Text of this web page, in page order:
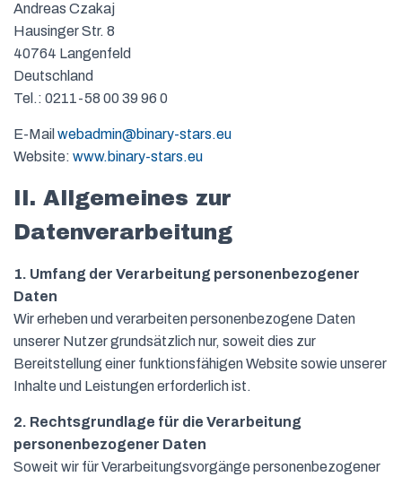
Andreas Czakaj
Hausinger Str. 8
40764 Langenfeld
Deutschland
Tel.: 0211-58 00 39 96 0
E-Mail webadmin@binary-stars.eu
Website: www.binary-stars.eu
II. Allgemeines zur
Datenverarbeitung
1. Umfang der Verarbeitung personenbezogener
Daten
Wir erheben und verarbeiten personenbezogene Daten
unserer Nutzer grundsätzlich nur, soweit dies zur
Bereitstellung einer funktionsfähigen Website sowie unserer
Inhalte und Leistungen erforderlich ist.
2. Rechtsgrundlage für die Verarbeitung
personenbezogener Daten
Soweit wir für Verarbeitungsvorgänge personenbezogener